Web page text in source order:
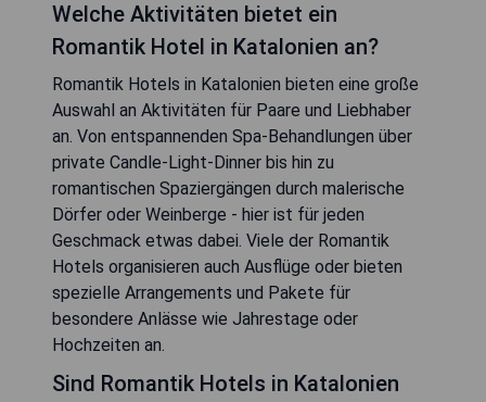
Welche Aktivitäten bietet ein
Romantik Hotel in Katalonien an?
Romantik Hotels in Katalonien bieten eine große
Auswahl an Aktivitäten für Paare und Liebhaber
an. Von entspannenden Spa-Behandlungen über
private Candle-Light-Dinner bis hin zu
romantischen Spaziergängen durch malerische
Dörfer oder Weinberge - hier ist für jeden
Geschmack etwas dabei. Viele der Romantik
Hotels organisieren auch Ausflüge oder bieten
spezielle Arrangements und Pakete für
besondere Anlässe wie Jahrestage oder
Hochzeiten an.
Sind Romantik Hotels in Katalonien